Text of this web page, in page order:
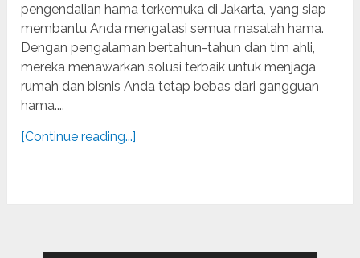
pengendalian hama terkemuka di Jakarta, yang siap
membantu Anda mengatasi semua masalah hama.
Dengan pengalaman bertahun-tahun dan tim ahli,
mereka menawarkan solusi terbaik untuk menjaga
rumah dan bisnis Anda tetap bebas dari gangguan
hama....
[Continue reading...]